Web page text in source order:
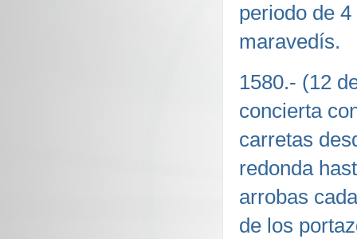
periodo de
maravedís.
1580.- (12
concierta
carretas
redonda
arrobas
de los